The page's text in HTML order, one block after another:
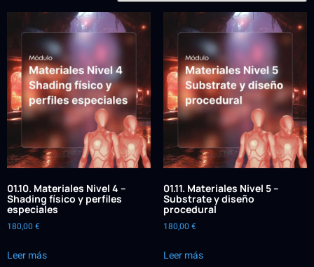
01.10. Materiales Nivel 4 –
Shading físico y perfiles
especiales
180,00 €
Leer más
01.11. Materiales Nivel 5 –
Substrate y diseño
procedural
180,00 €
Leer más